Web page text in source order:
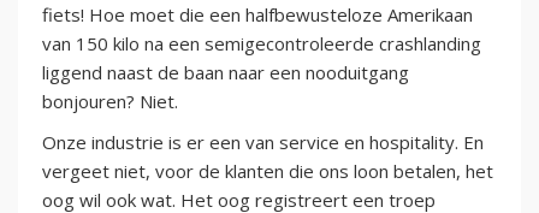
fiets! Hoe moet die een halfbewusteloze Amerikaan
van 150 kilo na een semigecontroleerde crashlanding
liggend naast de baan naar een nooduitgang
bonjouren? Niet.
Onze industrie is er een van service en hospitality. En
vergeet niet, voor de klanten die ons loon betalen, het
oog wil ook wat. Het oog registreert een troep